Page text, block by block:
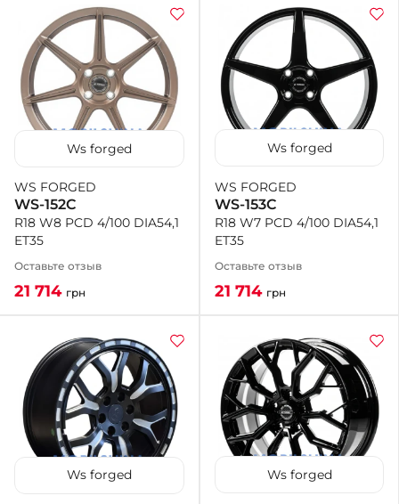
Ws forged
WS FORGED
WS-152C
R18 W8 PCD 4/100 DIA54,1
ET35
Оставьте отзыв
21 714 грн
Ws forged
WS FORGED
WS-153C
R18 W7 PCD 4/100 DIA54,1
ET35
Оставьте отзыв
21 714 грн
Ws forged Ws forged